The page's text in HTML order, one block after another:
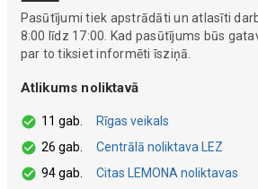
Pasūtījumi tiek apstrādāti un atlasīti
8:00 līdz 17:00. Kad pasūtījums būs
par to tiksiet informēti īsziņā.
Atlikums noliktavā
11 gab.
Rīgas veikals
26 gab.
Centrālā noliktava LEZ
94 gab.
Citas LEMONA noliktavas